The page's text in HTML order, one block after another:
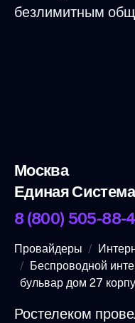
безлимитным
Москва
Единая
8 (800) 505-88-
Провайдеры
Беспроводной
бульвар дом 27
Ростелеком